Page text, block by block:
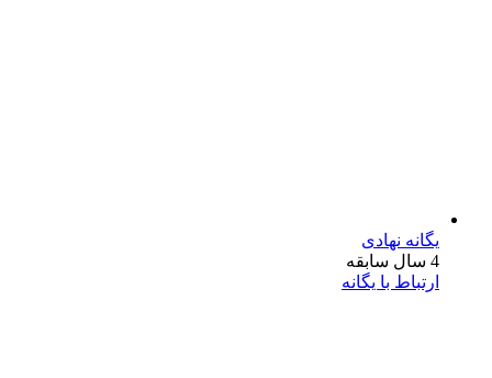
یگانه نهادی
4 سال سابقه
ارتباط با یگانه